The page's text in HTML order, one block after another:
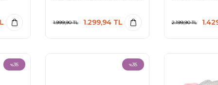
1.999,90TL 1.299,94TL 2.199,90TL
%35 %35